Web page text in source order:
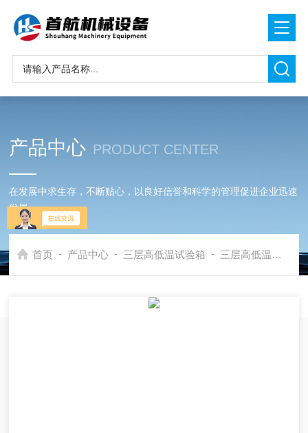
产品中心 PRODUCT CENTER
在发展中求生存，不断贴心，以良好信誉和科学的管理促进企业迅速
发展
首页 - 产品中心 - 三层高低温试验箱 - 三层高低温环境试验箱